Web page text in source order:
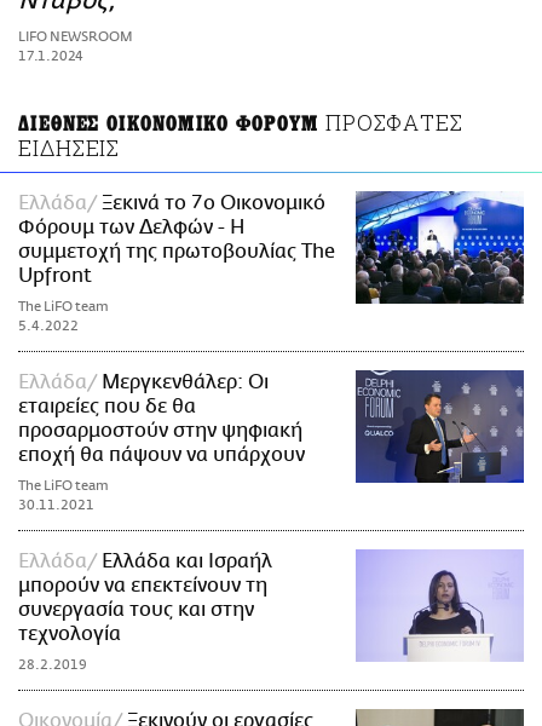
ΑΜΠΑ
PRINT
LIFO NEWSROOM
17.1.2024
ΔΙΕΘΝΕΣ ΟΙΚΟΝΟΜΙΚΟ ΦΟΡΟΥΜ ΠΡΟΣΦΑΤΕΣ
ΕΙΔΗΣΕΙΣ
Ελλάδα
Ξεκινά το 7ο Οικονομικό
Φόρουμ των Δελφών - Η
συμμετοχή της πρωτοβουλίας The
Upfront
The LiFO team
5.4.2022
Ελλάδα
Μεργκενθάλερ: Οι
εταιρείες που δε θα
προσαρμοστούν στην ψηφιακή
εποχή θα πάψουν να υπάρχουν
The LiFO team
30.11.2021
Ελλάδα
Ελλάδα και Ισραήλ
μπορούν να επεκτείνουν τη
συνεργασία τους και στην
τεχνολογία
28.2.2019
Οικονομία
Ξεκινούν οι εργασίες